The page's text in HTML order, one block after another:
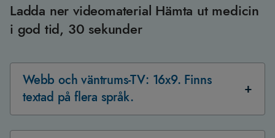
Ladda ner videomaterial Hämta ut medicin
i god tid, 30 sekunder
Webb och väntrums-TV: 16x9. Finns
textad på flera språk.